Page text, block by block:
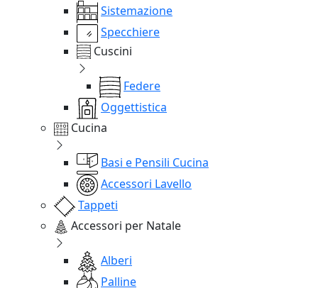
Sistemazione
Specchiere
Cuscini
Federe
Oggettistica
Cucina
Basi e Pensili Cucina
Accessori Lavello
Tappeti
Accessori per Natale
Alberi
Palline